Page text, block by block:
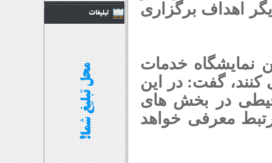
اهداف برگزاری
نمایشگاه خدمات
گفت: در این
در بخش های
معرفی خواهد